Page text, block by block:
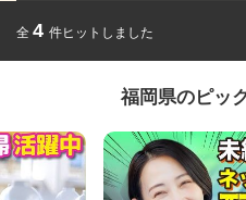
全 4 件ヒットしました
福岡県のピッ